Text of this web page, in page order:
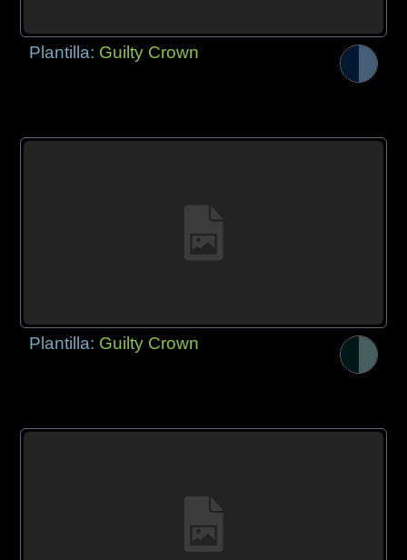
Plantilla: Guilty Crown
Plantilla: Guilty Crown